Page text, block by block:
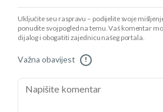
Uključite se u raspravu – podijelite svoje
ponudite svoj pogled na temu. Vaš komentar
dijalog i obogatiti zajednicu našeg portala.
Važna obavijest !